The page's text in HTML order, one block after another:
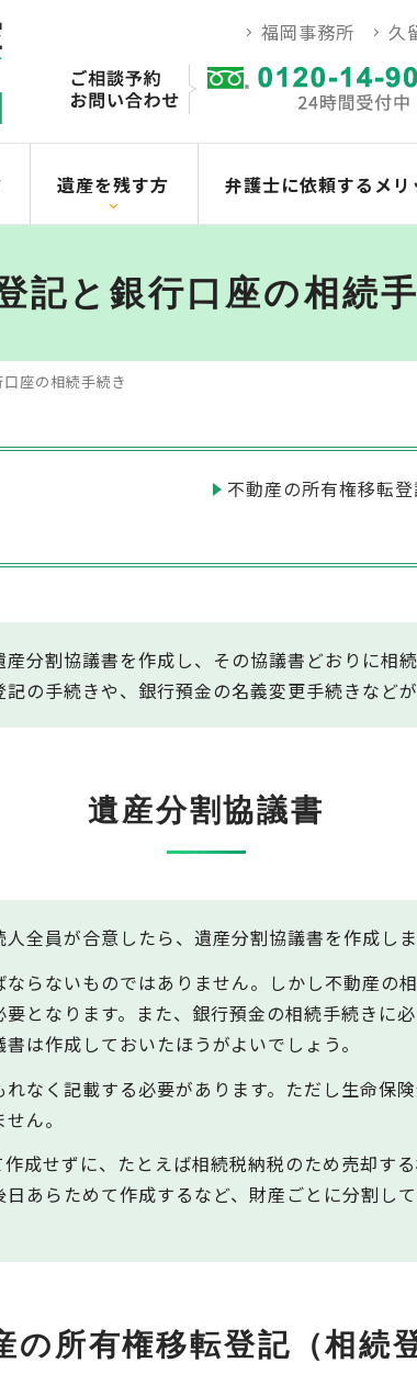
福岡事務所 久
遺産を残す方 弁護士に依頼するメリ
記と銀行口座の相続
座の相続手続き
不動産の所有権移転登
分割協議書を作成し、その協議書どおりに相続
の手続きや、銀行預金の名義変更手続きなどが
遺産分割協議書
全員が合意したら、遺産分割協議書を作成しま
らないものではありません。しかし不動産の
要となります。また、銀行預金の相続手続きに
は作成しておいたほうがよいでしょう。
なく記載する必要があります。ただし生命保
ん。
成せずに、たとえば相続税納税のため売却す
あらためて作成するなど、財産ごとに分割し
の所有権移転登記 （相続